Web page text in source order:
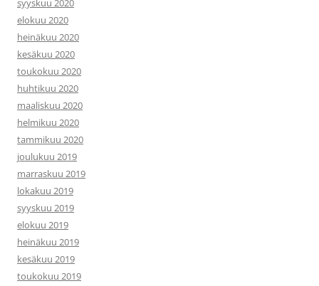
syyskuu 2020
elokuu 2020
heinäkuu 2020
kesäkuu 2020
toukokuu 2020
huhtikuu 2020
maaliskuu 2020
helmikuu 2020
tammikuu 2020
joulukuu 2019
marraskuu 2019
lokakuu 2019
syyskuu 2019
elokuu 2019
heinäkuu 2019
kesäkuu 2019
toukokuu 2019